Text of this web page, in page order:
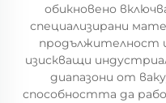
обикновено
специализирани
продължителност
изискващи
диапазони от
способността да